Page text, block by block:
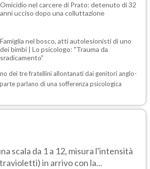
Omicidio nel carcere di Prato: detenuto di 32
anni ucciso dopo una colluttazione
Famiglia nel bosco, atti autolesionisti di uno
dei bimbi | Lo psicologo: "Trauma da
sradicamento"
dei tre fratellini allontanati dai genitori anglo-
parlano di una sofferenza psicologica
scala da 1 a 12, misura l'intensità
in arrivo con la...